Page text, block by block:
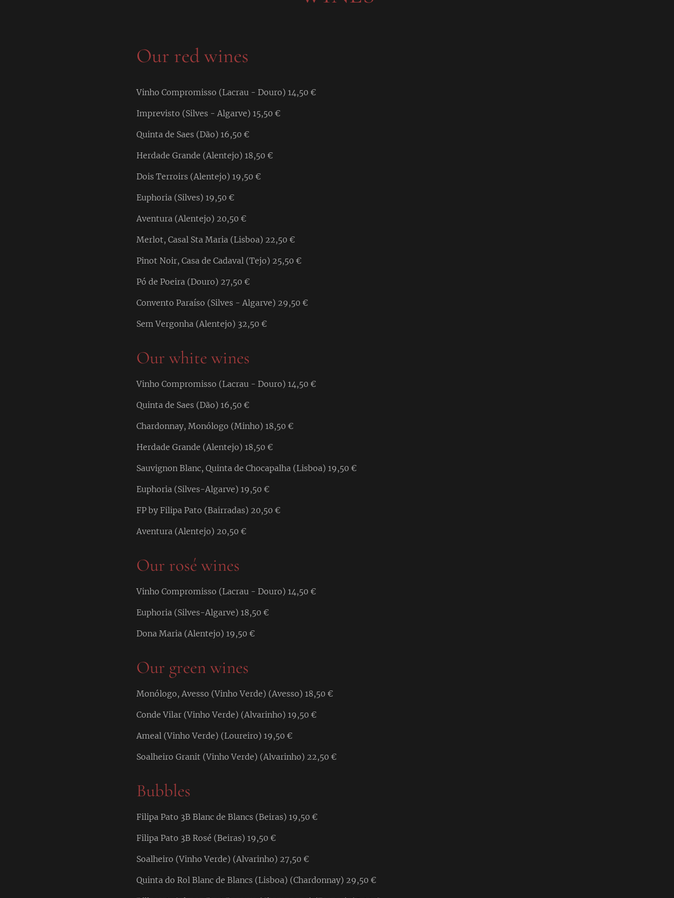
Our red wines
Vinho Compromisso (Lacrau - Douro) 14,50 €
Imprevisto (Silves - Algarve) 15,50 €
Quinta de Saes (Dão) 16,50 €
Herdade Grande (Alentejo) 18,50 €
Dois Terroirs (Alentejo) 19,50 €
Euphoria (Silves) 19,50 €
Aventura (Alentejo) 20,50 €
Merlot, Casal Sta Maria (Lisboa) 22,50 €
Pinot Noir, Casa de Cadaval (Tejo) 25,50 €
Pó de Poeira (Douro) 27,50 €
Convento Paraíso (Silves - Algarve) 29,50 €
Sem Vergonha (Alentejo) 32,50 €
Our white wines
Vinho Compromisso (Lacrau - Douro) 14,50 €
Quinta de Saes (Dão) 16,50 €
Chardonnay, Monólogo (Minho) 18,50 €
Herdade Grande (Alentejo) 18,50 €
Sauvignon Blanc, Quinta de Chocapalha (Lisboa) 19,50 €
Euphoria (Silves-Algarve) 19,50 €
FP by Filipa Pato (Bairradas) 20,50 €
Aventura (Alentejo) 20,50 €
Our rosé wines
Vinho Compromisso (Lacrau - Douro) 14,50 €
Euphoria (Silves-Algarve) 18,50 €
Dona Maria (Alentejo) 19,50 €
Our green wines
Monólogo, Avesso (Vinho Verde) (Avesso) 18,50 €
Conde Vilar (Vinho Verde) (Alvarinho) 19,50 €
Ameal (Vinho Verde) (Loureiro) 19,50 €
Soalheiro Granit (Vinho Verde) (Alvarinho) 22,50 €
Bubbles
Filipa Pato 3B Blanc de Blancs (Beiras) 19,50 €
Filipa Pato 3B Rosé (Beiras) 19,50 €
Soalheiro (Vinho Verde) (Alvarinho) 27,50 €
Quinta do Rol Blanc de Blancs (Lisboa) (Chardonnay) 29,50 €